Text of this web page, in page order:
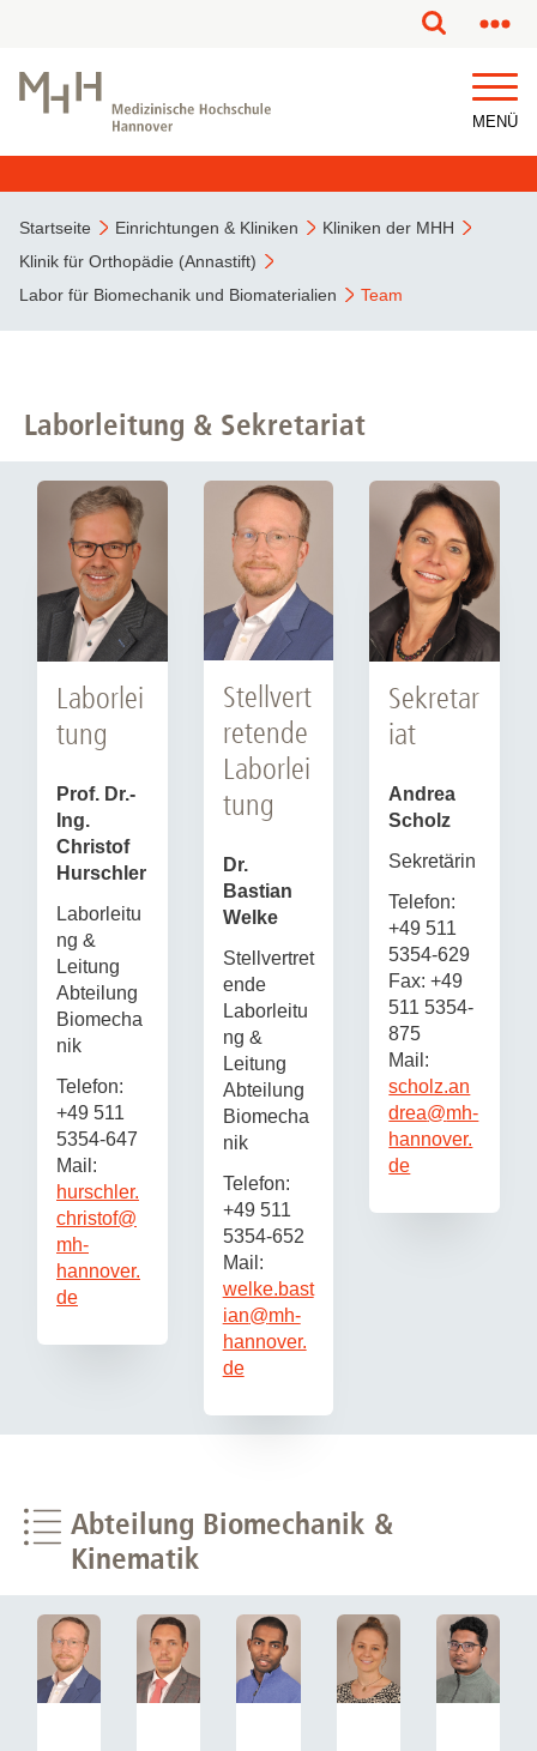
MENÜ
Startseite Einrichtungen & Kliniken
Kliniken der MHH
Klinik für Orthopädie (Annastift)
Labor für Biomechanik und Biomaterialien
Team
Laborleitung & Sekretariat
Laborlei
tung
Prof. Dr.-
Ing.
Christof
Hurschler
Laborleitu
ng &
Leitung
Abteilung
Biomecha
nik
Telefon:
+49 511
5354-647
Mail:
hurschler.
christof@
mh-
hannover.
de
Stellvert
retende
Laborlei
tung
Dr.
Bastian
Welke
Stellvertret
ende
Laborleitu
ng &
Leitung
Abteilung
Biomecha
nik
Telefon:
+49 511
5354-652
Mail:
welke.bast
ian@mh-
hannover.
de
Sekretar
iat
Andrea
Scholz
Sekretärin
Telefon:
+49 511
5354-629
Fax: +49
511 5354-
875
Mail:
scholz.an
drea@mh-
hannover.
de
Abteilung Biomechanik &
Kinematik